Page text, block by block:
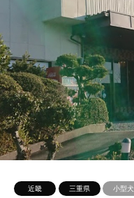
近畿 三重県 小型犬